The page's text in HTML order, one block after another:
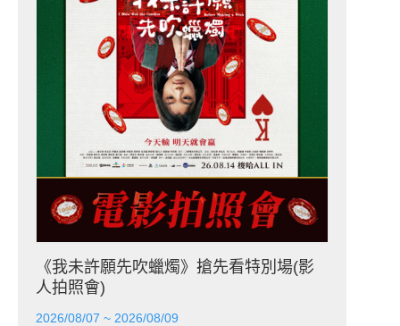
《我未許願先吹蠟燭》搶先看特別場(影
人拍照會)
2026/08/07 ~ 2026/08/09